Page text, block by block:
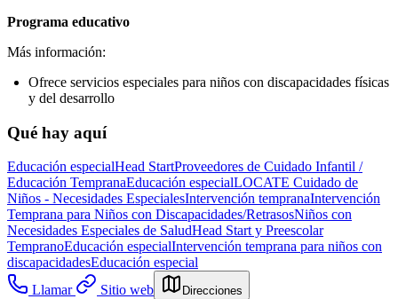
Programa educativo
Más información:
Ofrece servicios especiales para niños con discapacidades físicas
y del desarrollo
Qué hay aquí
Educación especialHead StartProveedores de Cuidado Infantil /
Educación TempranaEducación especialLOCATE Cuidado de
Niños - Necesidades EspecialesIntervención tempranaIntervención
Temprana para Niños con Discapacidades/RetrasosNiños con
Necesidades Especiales de SaludHead Start y Preescolar
TempranoEducación especialIntervención temprana para niños con
discapacidadesEducación especial
Llamar
Sitio web Direcciones